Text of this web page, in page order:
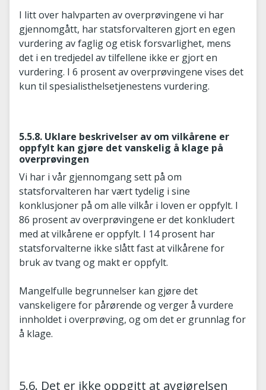
I litt over halvparten av overprøvingene vi har
gjennomgått, har statsforvalteren gjort en egen
vurdering av faglig og etisk forsvarlighet, mens
det i en tredjedel av tilfellene ikke er gjort en
vurdering. I 6 prosent av overprøvingene vises det
kun til spesialisthelsetjenestens vurdering.
5.5.8. Uklare beskrivelser av om vilkårene er
oppfylt kan gjøre det vanskelig å klage på
overprøvingen
Vi har i vår gjennomgang sett på om
statsforvalteren har vært tydelig i sine
konklusjoner på om alle vilkår i loven er oppfylt. I
86 prosent av overprøvingene er det konkludert
med at vilkårene er oppfylt. I 14 prosent har
statsforvalterne ikke slått fast at vilkårene for
bruk av tvang og makt er oppfylt.
Mangelfulle begrunnelser kan gjøre det
vanskeligere for pårørende og verger å vurdere
innholdet i overprøving, og om det er grunnlag for
å klage.
5.6. Det er ikke oppgitt at avgjørelsen